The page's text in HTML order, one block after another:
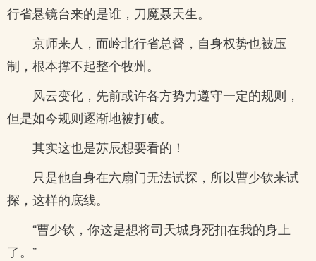
行省悬镜台来的是谁，刀魔聂天生。
京师来人，而岭北行省总督，自身权势也被压
制，根本撑不起整个牧州。
风云变化，先前或许各方势力遵守一定的规则，
但是如今规则逐渐地被打破。
其实这也是苏辰想要看的！
只是他自身在六扇门无法试探，所以曹少钦来试
探，这样的底线。
“曹少钦，你这是想将司天城身死扣在我的身上
了。”